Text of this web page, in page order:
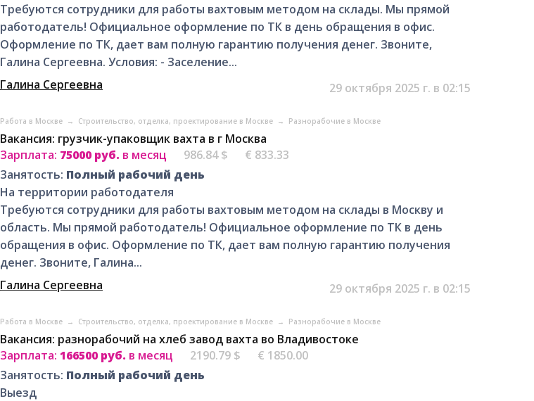
Требуются сотрудники для работы вахтовым методом на склады. Мы прямой
работодатель! Официальное оформление по ТК в день обращения в офис.
Оформление по ТК, дает вам полную гарантию получения денег. Звоните,
Галина Сергеевна. Условия: - Заселение...
Галина Сергеевна
29 октября 2025 г. в 02:15
Работа в Москве → Строительство, отделка, проектирование в Москве → Разнорабочие в Москве
Вакансия: грузчик-упаковщик вахта в г Москва
Зарплата: 75000 руб. в месяц 986.84 $
€ 833.33
Занятость: Полный рабочий день
На территории работодателя
Требуются сотрудники для работы вахтовым методом на склады в Москву и
область. Мы прямой работодатель! Официальное оформление по ТК в день
обращения в офис. Оформление по ТК, дает вам полную гарантию получения
денег. Звоните, Галина...
Галина Сергеевна
29 октября 2025 г. в 02:15
Работа в Москве → Строительство, отделка, проектирование в Москве → Разнорабочие в Москве
Вакансия: разнорабочий на хлеб завод вахта во Владивостоке
Зарплата: 166500 руб. в месяц 2190.79 $
€ 1850.00
Занятость: Полный рабочий день
Выезд